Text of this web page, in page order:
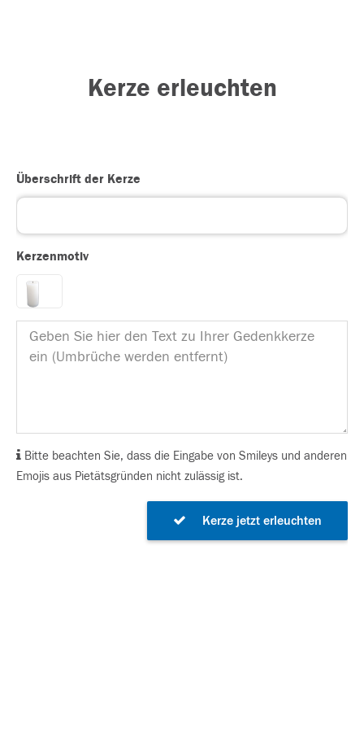
Kerze erleuchten
Überschrift der Kerze
Kerzenmotiv
Bitte beachten Sie, dass die Eingabe von Smileys und anderen
Emojis aus Pietätsgründen nicht zulässig ist.
Kerze jetzt erleuchten